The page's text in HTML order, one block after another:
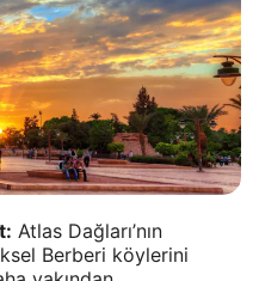
Atlas Dağları’nın
Berberi köylerini